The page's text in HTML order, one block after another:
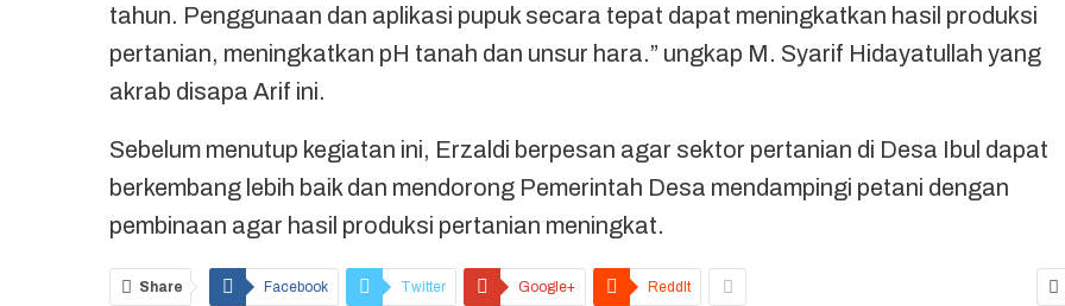
tahun. Penggunaan dan aplikasi pupuk secara tepat dapat meningkatkan hasil produksi
pertanian, meningkatkan pH tanah dan unsur hara.” ungkap M. Syarif Hidayatullah yang
akrab disapa Arif ini.
Sebelum menutup kegiatan ini, Erzaldi berpesan agar sektor pertanian di Desa Ibul dapat
berkembang lebih baik dan mendorong Pemerintah Desa mendampingi petani dengan
pembinaan agar hasil produksi pertanian meningkat.
Share Facebook Twitter Google+ ReddIt